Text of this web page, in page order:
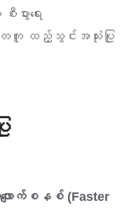
ားရေး
ထည့်သွင်းအသုံးပြု
ောက်စနစ် (Faster